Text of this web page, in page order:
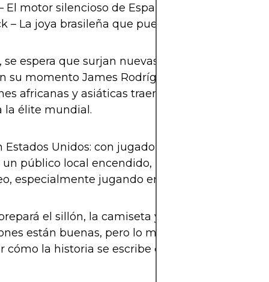
El motor silencioso de España
– La joya brasileña que puede explotar
se espera que surjan nuevas figuras sorpresa,
su momento James Rodríguez o Keylor Navas.
africanas y asiáticas traen talento joven listo
la élite mundial.
Estados Unidos: con jugadores como Gio Reyna,
un público local encendido, podrían ser la gran
especialmente jugando en casa.
el sillón, la camiseta y el corazón: porque
están buenas, pero lo mejor siempre será
cómo la historia se escribe con cada gol.